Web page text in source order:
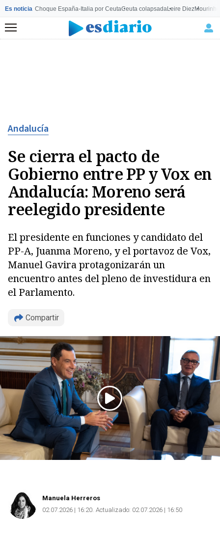
Es noticia Choque España-Italia por CeutaCeuta colapsadaLeire Diez
Menú
Andalucía
Se cierra el pacto de
Gobierno entre PP y Vox en
Andalucía: Moreno será
reelegido presidente
El presidente en funciones y candidato del
PP-A, Juanma Moreno, y el portavoz de Vox,
Manuel Gavira protagonizarán un
encuentro antes del pleno de investidura en
el Parlamento.
Compartir
Copiar
Manuela Herreros
02.07.2026 | 16:20 Actualizado: 02.07.2026 | 16:50